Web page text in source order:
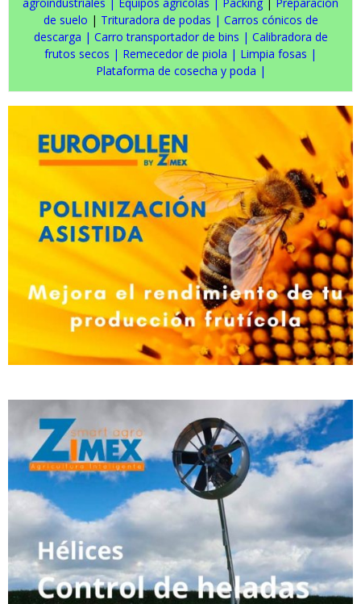
de suelo | Trituradora de podas | Carros cónicos de
descarga | Carro transportador de bins | Calibradora de
frutos secos | Remecedor de piola | Limpia fosas |
Plataforma de cosecha y poda |